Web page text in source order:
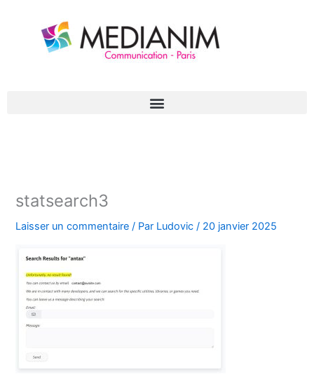
statsearch3
Laisser un commentaire / Par Ludovic/ 20 janvier 2025